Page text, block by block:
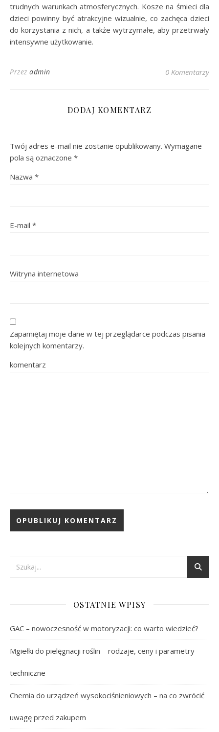
trudnych warunkach atmosferycznych. Kosze na śmieci dla
dzieci powinny być atrakcyjne wizualnie, co zachęca dzieci
do korzystania z nich, a także wytrzymałe, aby przetrwały
intensywne użytkowanie.
Przez admin 0 Komentarzy
DODAJ KOMENTARZ
Twój adres e-mail nie zostanie opublikowany. Wymagane
pola są oznaczone *
Nazwa *
E-mail *
Witryna internetowa
Zapamiętaj moje dane w tej przeglądarce podczas pisania
kolejnych komentarzy.
komentarz
OSTATNIE WPISY
GAC – nowoczesność w motoryzacji: co warto wiedzieć?
Mgiełki do pielęgnacji roślin – rodzaje, ceny i parametry
techniczne
Chemia do urządzeń wysokociśnieniowych – na co zwrócić
uwagę przed zakupem